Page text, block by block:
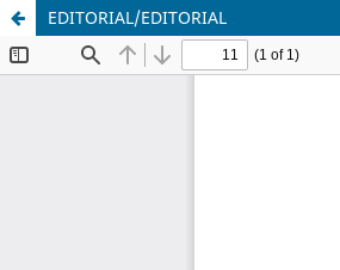
EDITORIAL/EDITORIAL